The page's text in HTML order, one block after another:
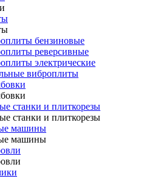
бензиновые
реверсивные
электрические
виброплиты
станки и плиткорезы
станки и плиткорезы
машины
машины